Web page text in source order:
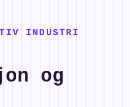
INDUSTRI
og